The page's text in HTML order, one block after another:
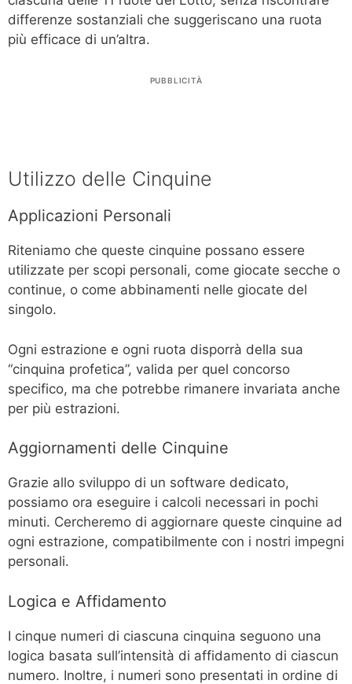
differenze sostanziali che suggeriscano una ruota
più efficace di un’altra.
PUBBLICITÀ
Utilizzo delle Cinquine
Applicazioni Personali
Riteniamo che queste cinquine possano essere
utilizzate per scopi personali, come giocate secche o
continue, o come abbinamenti nelle giocate del
singolo.
Ogni estrazione e ogni ruota disporrà della sua
“cinquina profetica”, valida per quel concorso
specifico, ma che potrebbe rimanere invariata anche
per più estrazioni.
Aggiornamenti delle Cinquine
Grazie allo sviluppo di un software dedicato,
possiamo ora eseguire i calcoli necessari in pochi
minuti. Cercheremo di aggiornare queste cinquine ad
ogni estrazione, compatibilmente con i nostri impegni
personali.
Logica e Affidamento
I cinque numeri di ciascuna cinquina seguono una
logica basata sull’intensità di affidamento di ciascun
numero. Inoltre, i numeri sono presentati in ordine di